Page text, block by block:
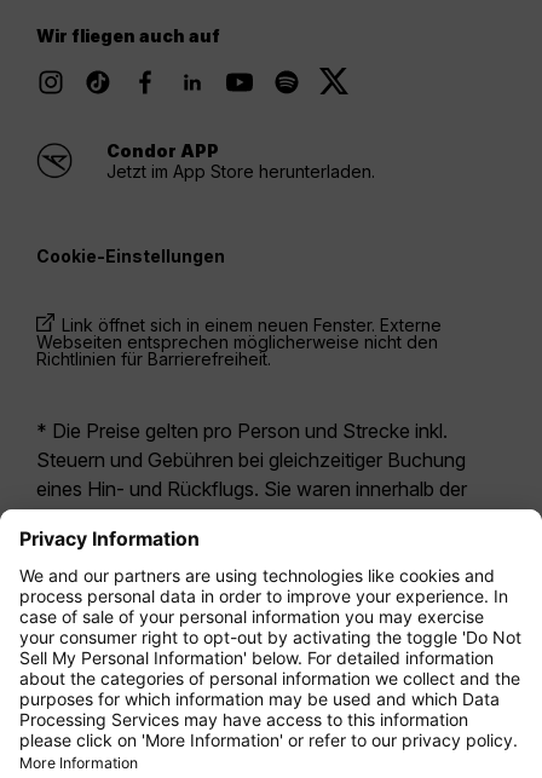
Wir fliegen auch auf
Condor APP
Jetzt im App Store herunterladen.
Cookie-Einstellungen
Link öffnet sich in einem neuen Fenster. Externe
Webseiten entsprechen möglicherweise nicht den
Richtlinien für Barrierefreiheit.
* Die Preise gelten pro Person und Strecke inkl.
Steuern und Gebühren bei gleichzeitiger Buchung
eines Hin- und Rückflugs. Sie waren innerhalb der
letzten 24 Stunden verfügbar und sind
möglicherweise nicht mehr aktuell. Bei den für die
Economy Class angegebenen Tarifen handelt es
sich i.d.R. um Economy Zero, unsere restriktivste
Tarifoption. Es können hierfür zusätzliche Gebühren
fürAufgabegepäck oder für andere optionale
Leistungen anfallen. Es gelten dieAllgemeinen
Geschäftsbedingungen .